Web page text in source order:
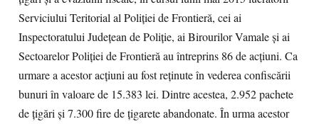
Serviciului Teritorial al Poliţiei de Frontieră, cei ai
Inspectoratului Judeţean de Poliţie, ai Birourilor Vamale şi ai
Sectoarelor Poliţiei de Frontieră au întreprins 86 de acţiuni. Ca
urmare a acestor acţiuni au fost reținute în vederea confiscării
bunuri în valoare de 15.383 lei. Dintre acestea, 2.952 pachete
de ţigări şi 7.300 fire de ţigarete abandonate. În urma acestor